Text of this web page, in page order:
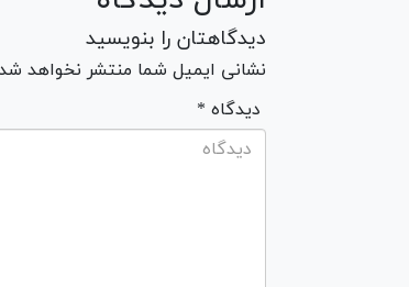
دیدگاهتان را بنویسید
نشانی ایمیل شما منتشر نخواهد
* دیدگاه